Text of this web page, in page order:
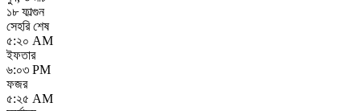
১৮ ফাল্গুন
সেহরি শেষ
৫:২০ AM
ইফতার
৬:০৩ PM
ফজর
৫:২৫ AM